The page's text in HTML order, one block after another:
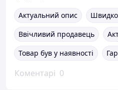
Актуальний опис
Швидко
Ввічливий продавець
Товар був у наявності
Коментарі 0